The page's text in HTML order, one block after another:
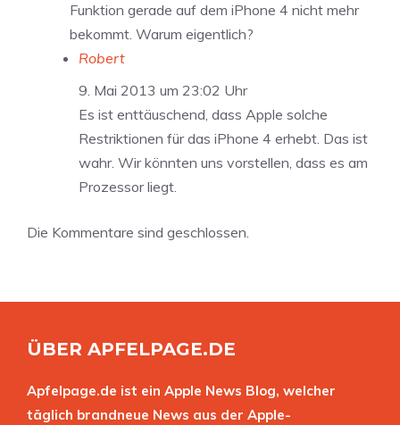
Funktion gerade auf dem iPhone 4 nicht mehr
bekommt. Warum eigentlich?
Robert
9. Mai 2013 um 23:02 Uhr
Es ist enttäuschend, dass Apple solche
Restriktionen für das iPhone 4 erhebt. Das ist
wahr. Wir könnten uns vorstellen, dass es am
Prozessor liegt.
Die Kommentare sind geschlossen.
ÜBER APFELPAGE.DE
Apfelpage.de ist ein Apple News Blog, welcher
täglich brandneue News aus der Apple-